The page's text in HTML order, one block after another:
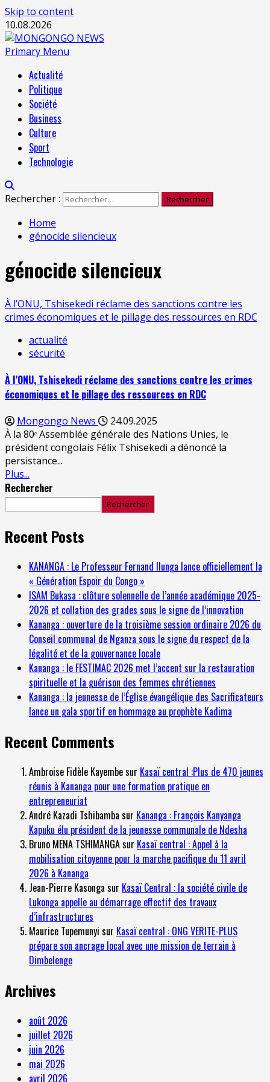
Skip to content
10.08.2026
Primary Menu
Actualité
Politique
Société
Business
Culture
Sport
Technologie
Rechercher :
Home
génocide silencieux
génocide silencieux
À l’ONU, Tshisekedi réclame des sanctions contre les
crimes économiques et le pillage des ressources en RDC
actualité
sécurité
À l’ONU, Tshisekedi réclame des sanctions contre les crimes
économiques et le pillage des ressources en RDC
Mongongo News
24.09.2025
À la 80ᵉ Assemblée générale des Nations Unies, le
président congolais Félix Tshisekedi a dénoncé la
persistance...
Plus...
Rechercher
Rechercher
Recent Posts
KANANGA : Le Professeur Fernand Ilunga lance officiellement la
« Génération Espoir du Congo »
ISAM Bukasa : clôture solennelle de l’année académique 2025-
2026 et collation des grades sous le signe de l’innovation
Kananga : ouverture de la troisième session ordinaire 2026 du
Conseil communal de Nganza sous le signe du respect de la
légalité et de la gouvernance locale
Kananga : le FESTIMAC 2026 met l’accent sur la restauration
spirituelle et la guérison des femmes chrétiennes
Kananga : la jeunesse de l’Église évangélique des Sacrificateurs
lance un gala sportif en hommage au prophète Kadima
Recent Comments
Ambroise Fidèle Kayembesur Kasaï central :Plus de 470 jeunes
réunis à Kananga pour une formation pratique en
entrepreneuriat
André Kazadi Tshibamba sur Kananga : François Kanyanga
Kapuku élu président de la jeunesse communale de Ndesha
Bruno MENA TSHIMANGAsur Kasaï central : Appel à la
mobilisation citoyenne pour la marche pacifique du 11 avril
2026 à Kananga
Jean-Pierre Kasonga sur Kasaï Central : la société civile de
Lukonga appelle au démarrage effectif des travaux
d’infrastructures
Maurice Tupemunyi sur Kasaï central : ONG VERITE-PLUS
prépare son ancrage local avec une mission de terrain à
Dimbelenge
Archives
août 2026
juillet 2026
juin 2026
mai 2026
avril 2026